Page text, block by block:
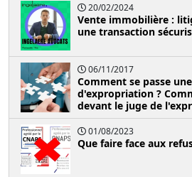
20/02/2024
Vente immobilière :
une transaction
06/11/2017
Comment se passe
d'expropriation ?
devant le juge de
01/08/2023
Que faire face aux